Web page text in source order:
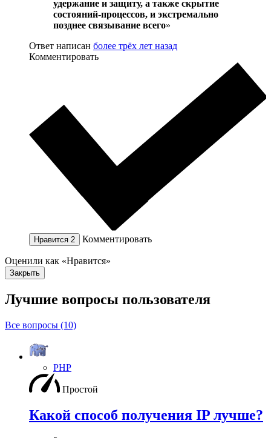
удержание и защиту, а также скрытие
состояний-процессов, и экстремально
позднее связывание всего»
Ответ написан более трёх лет назад
Комментировать
Нравится 2 Комментировать
Оценили как «Нравится»
Закрыть
Лучшие вопросы пользователя
Все вопросы (10)
PHP
Простой
Какой способ получения IP лучше?